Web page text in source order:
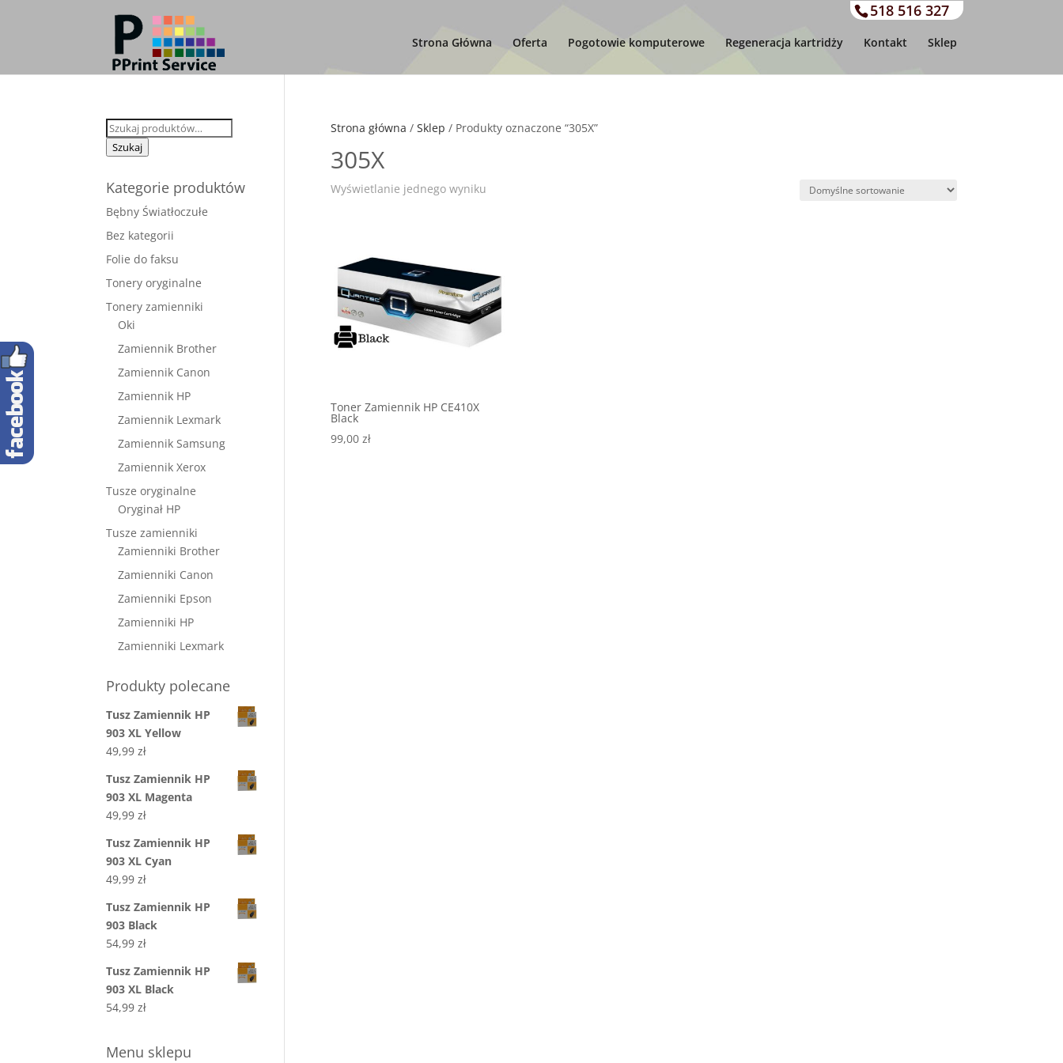
518 516 327
Strona Główna Oferta Pogotowie komputerowe Regeneracja kartridży Kontakt Sklep
Strona główna / Sklep / Produkty oznaczone “305X”
305X
Wyświetlanie jednego wyniku
Toner Zamiennik HP CE410X
Black
99,00 zł
Szukaj:
Szukaj
Kategorie produktów
Bębny Światłoczułe
Bez kategorii
Folie do faksu
Tonery oryginalne
Tonery zamienniki
Oki
Zamiennik Brother
Zamiennik Canon
Zamiennik HP
Zamiennik Lexmark
Zamiennik Samsung
Zamiennik Xerox
Tusze oryginalne
Oryginał HP
Tusze zamienniki
Zamienniki Brother
Zamienniki Canon
Zamienniki Epson
Zamienniki HP
Zamienniki Lexmark
Produkty polecane
Tusz Zamiennik HP
903 XL Yellow
49,99zł
Tusz Zamiennik HP
903 XL Magenta
49,99zł
Tusz Zamiennik HP
903 XL Cyan
49,99zł
Tusz Zamiennik HP
903 Black
54,99zł
Tusz Zamiennik HP
903 XL Black
54,99zł
Menu sklepu